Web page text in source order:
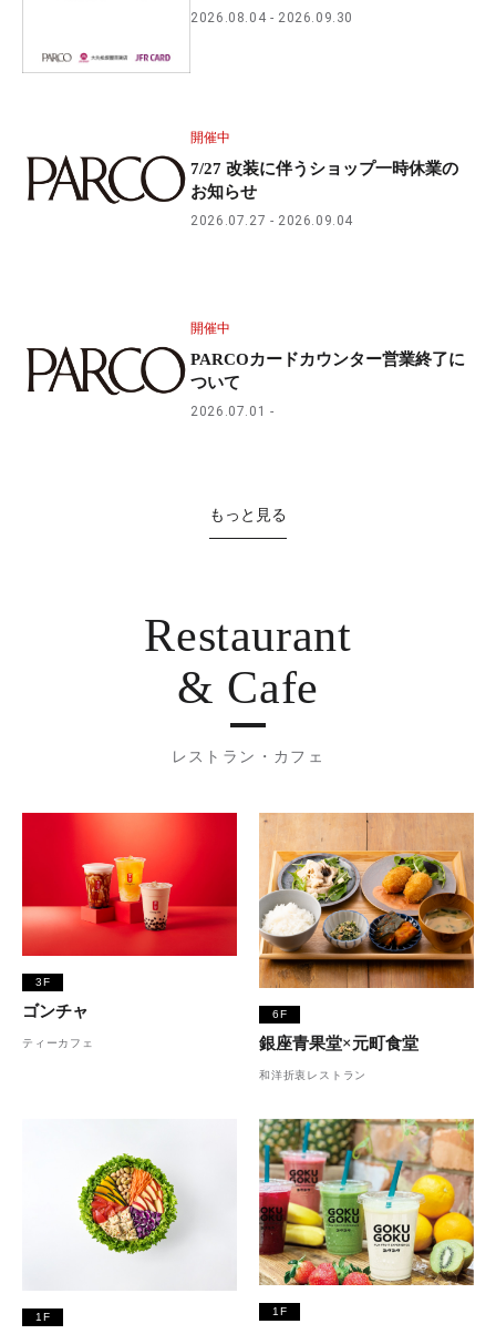
2026.08.04 2026.09.30
開催中
7/27 改装に伴うショップ一時休業の
お知らせ
2026.07.27 2026.09.04
開催中
PARCOカードカウンター営業終了に
ついて
2026.07.01
もっと見る
Restaurant
& Cafe
レストラン・カフェ
3F
ゴンチャ
ティーカフェ
6F
銀座青果堂×元町食堂
和洋折衷レストラン
1F 1F